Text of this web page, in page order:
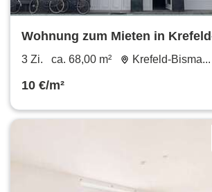
Wohnung zum Mieten in
Bismarckviertel 680 € 68 m²
3 Zi. ca. 68,00 m² Krefeld-
10 €/m²